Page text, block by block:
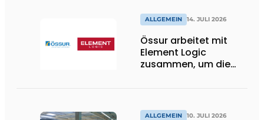
ALLGEMEIN 14. JULI 2026
Össur arbeitet mit
Element Logic
zusammen, um die
unterstützen
ALLGEMEIN 10. JULI 2026